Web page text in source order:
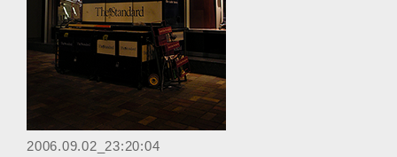
‎2006.09.02_23:20:04